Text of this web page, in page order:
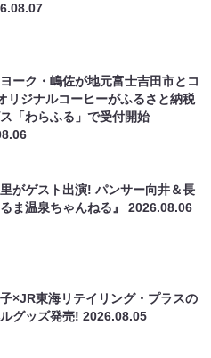
ーク・嶋佐が地元富士吉田市とコ
リジナルコーヒーがふるさと納税
「わらふる」で受付開始
がゲスト出演! パンサー向井＆長
ま温泉ちゃんねる』2026.08.06
×JR東海リテイリング・プラスの
ルグッズ発売!2026.08.05